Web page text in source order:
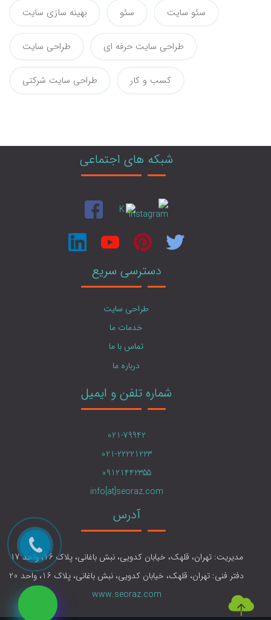
بهینه سازی سایت سئو سئو سایت
طراحی سایت طراحی سایت حرفه ای
طراحی سایت شرکتی کسب و کار
شبکه های اجتماعی
دسترسی سریع
طراحی سایت
خدمات ما
تماس با ما
درباره ما
شماره تلفن و ایمیل
021-79942
021-22221223
09121442355
info[at]seoraz.com
آدرس
مدیریت: تهران، قلهک، خیابان کدویی، نبش باغانی، پلاک 16، واحد 17
دفتر فنی: تهران، قلهک، خیابان کدویی، نبش باغانی، پلاک 16، واحد 20
www.seoraz.com